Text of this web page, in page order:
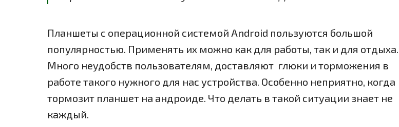
Планшеты с операционной системой Android пользуются большой
популярностью. Применять их можно как для работы, так и для отдыха.
Много неудобств пользователям, доставляют глюки и торможения в
работе такого нужного для нас устройства. Особенно неприятно, когда
тормозит планшет на андроиде. Что делать в такой ситуации знает не
каждый.